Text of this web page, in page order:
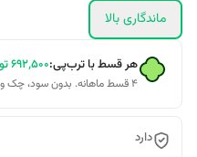
ماندگاری بالا
هر قسط با ترب‌پی:۶۹۲٬۵۰۰
۴ قسط ماهانه. بدون سود، چک و ضامن.
دارد